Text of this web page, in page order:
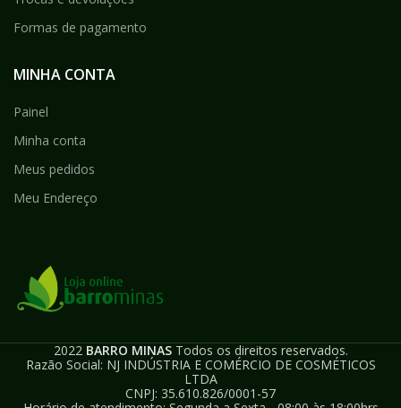
Formas de pagamento
MINHA CONTA
Painel
Minha conta
Meus pedidos
Meu Endereço
2022 BARRO MINASTodos os direitos reservados.
Razão Social: NJ INDÚSTRIA E COMÉRCIO DE COSMÉTICOS
LTDA
CNPJ: 35.610.826/0001-57